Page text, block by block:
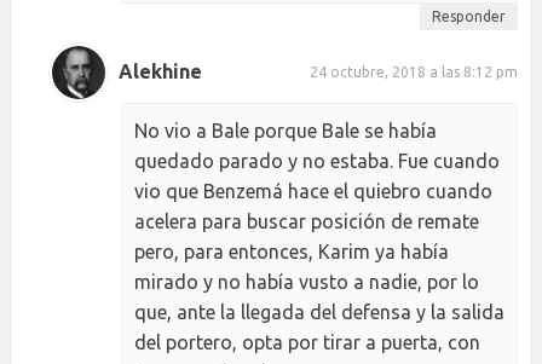
Responder
Alekhine 24 octubre, 2018 a las 8:12 pm
No vio a Bale porque Bale se había
quedado parado y no estaba. Fue cuando
vio que Benzemá hace el quiebro cuando
acelera para buscar posición de remate
pero, para entonces, Karim ya había
mirado y no había vusto a nadie, por lo
que, ante la llegada del defensa y la salida
del portero, opta por tirar a puerta, con